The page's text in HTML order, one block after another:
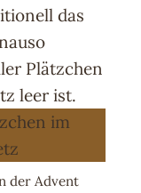
das
Plätzchen
leer ist.
der Advent